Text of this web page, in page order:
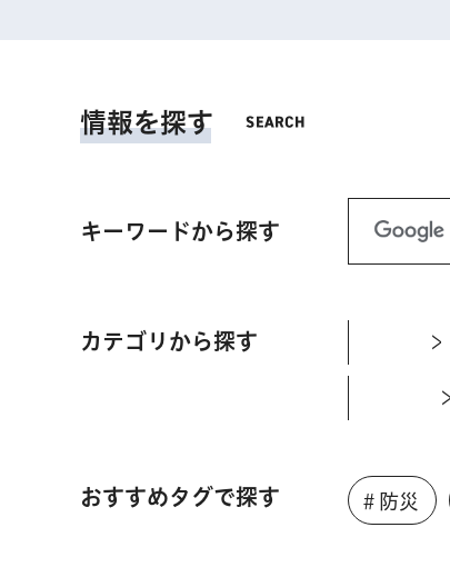
情報を探す
キーワードから探す
カテゴリから探す
おすすめタグで探す ＃防災